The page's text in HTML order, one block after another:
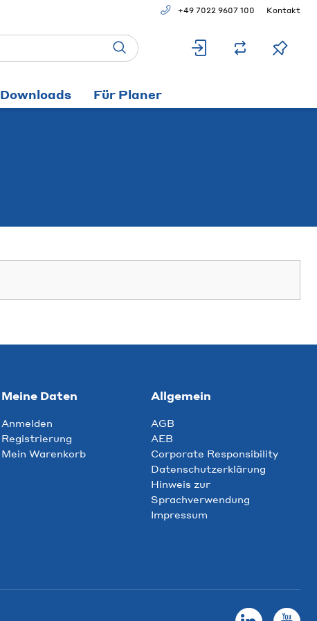
+49 7022 9607 100 Kontakt
Downloads Für Planer
Meine Daten
Anmelden
Registrierung
Mein Warenkorb
Allgemein
AGB
AEB
Corporate Responsibility
Datenschutzerklärung
Hinweis zur
Sprachverwendung
Impressum